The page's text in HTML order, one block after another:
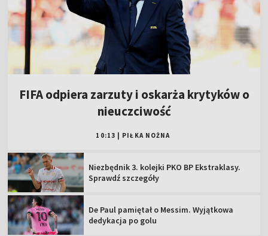
FIFA odpiera zarzuty i oskarża krytyków o
nieuczciwość
10:13 PIŁKA NOŻNA
Niezbędnik 3. kolejki PKO BP Ekstraklasy.
Sprawdź szczegóły
De Paul pamiętał o Messim. Wyjątkowa
dedykacja po golu